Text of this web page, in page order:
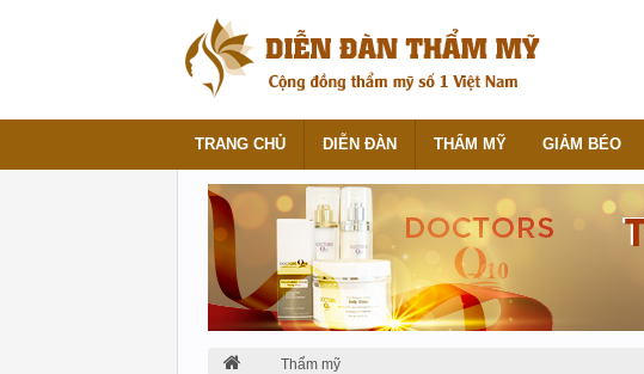
Thẩm mỹ
TRANG CHỦ DIỄN ĐÀN THẨM MỸ GIẢM BÉO